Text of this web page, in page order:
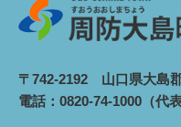
〒742-2192 山口県大島
電話：0820-74-1000（代